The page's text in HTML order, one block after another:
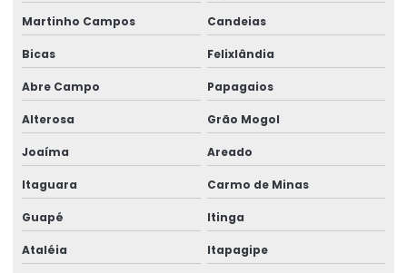
Trole Elétrico
Trole Elétrico Para Produção E Montagem
Trole Motorizado Para Talha
Venda de peças para pontes rolantes
Venda de talha cabo de aço
Venda de talha elétrica
Venda de talha elétrica de grau alimentício
Venda de talha elétrica para usina hidrelétrica
Martinho Campos Candeias
Bicas Felixlândia
Abre Campo Papagaios
Alterosa Grão Mogol
Joaíma Areado
Itaguara Carmo de Minas
Guapé Itinga
Ataléia Itapagipe